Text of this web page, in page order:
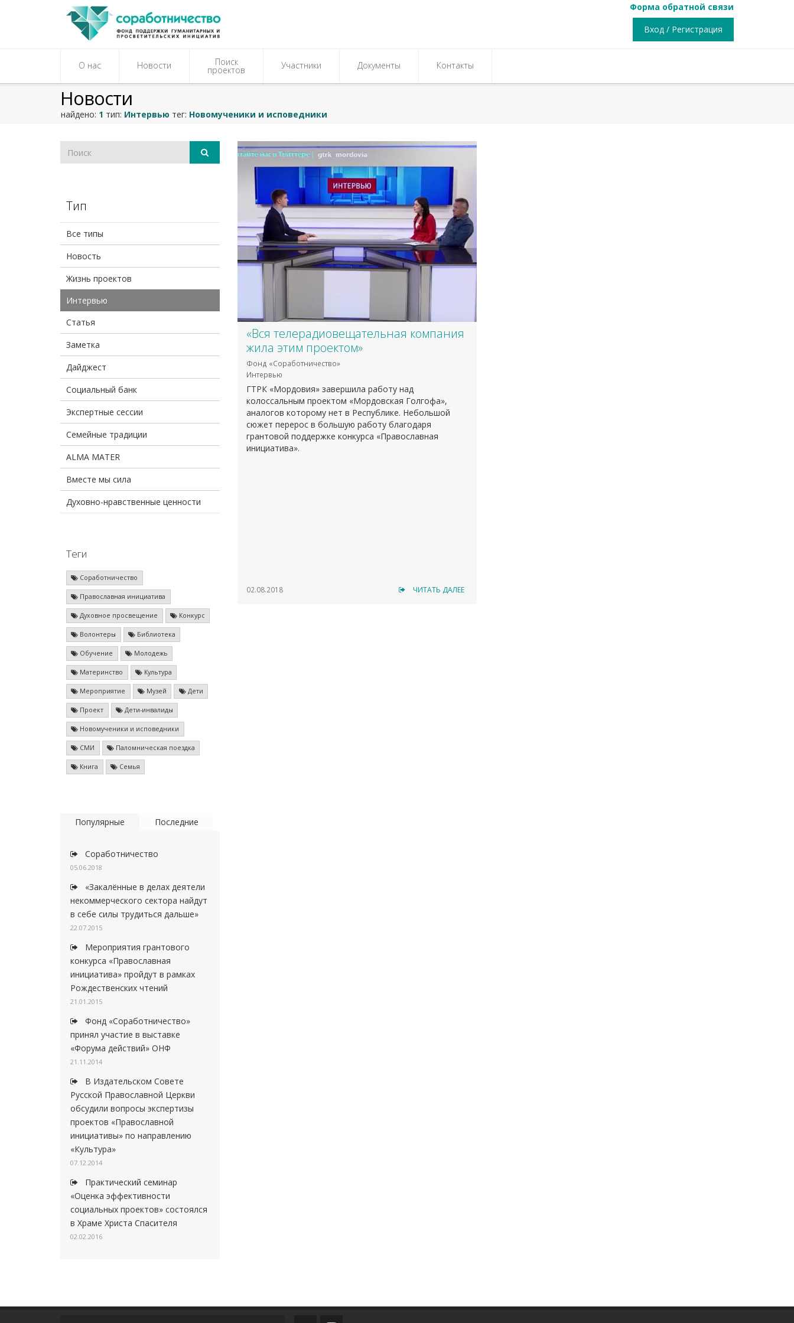
Форма обратной связи
Вход / Регистрация
О нас Новости Поиск
проектов Участники Документы Контакты
Новости
найдено: 1 тип: Интервью тег: Новомученики и исповедники
Тип
Все типы
Новость
Жизнь проектов
Интервью
Статья
Заметка
Дайджест
Социальный банк
Экспертные сессии
Семейные традиции
ALMA MATER
Вместе мы сила
Духовно-нравственные ценности
Теги
Соработничество
Православная инициатива
Духовное просвещение Конкурс
Волонтеры Библиотека
Обучение Молодежь
Материнство Культура
Мероприятие Музей Дети
Проект Дети-инвалиды
Новомученики и исповедники
СМИ Паломническая поездка
Книга Семья
Популярные Последние
Соработничество
05.06.2018
«Закалённые в делах деятели
некоммерческого сектора найдут
в себе силы трудиться дальше»
22.07.2015
Мероприятия грантового
конкурса «Православная
инициатива» пройдут в рамках
Рождественских чтений
21.01.2015
Фонд «Соработничество»
принял участие в выставке
«Форума действий» ОНФ
21.11.2014
В Издательском Совете
Русской Православной Церкви
обсудили вопросы экспертизы
проектов «Православной
инициативы» по направлению
«Культура»
07.12.2014
Практический семинар
«Оценка эффективности
социальных проектов» состоялся
в Храме Христа Спасителя
02.02.2016
«Вся телерадиовещательная компания
жила этим проектом»
Фонд «Соработничество»
Интервью
ГТРК «Мордовия» завершила работу над
колоссальным проектом «Мордовская Голгофа»,
аналогов которому нет в Республике. Небольшой
сюжет перерос в большую работу благодаря
грантовой поддержке конкурса «Православная
инициатива».
02.08.2018 ЧИТАТЬ ДАЛЕЕ